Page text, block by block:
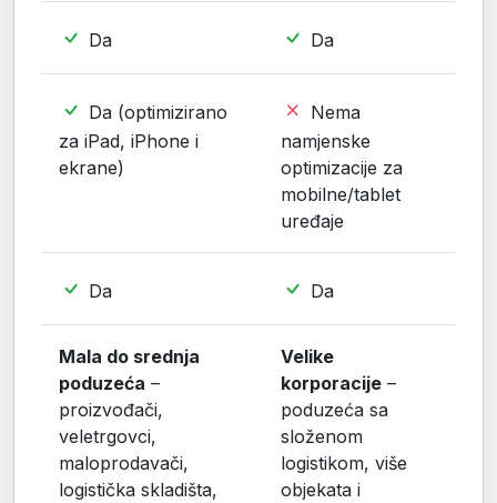
Da Da
Da (optimizirano
za iPad, iPhone i
ekrane)
Nema
namjenske
optimizacije za
mobilne/tablet
uređaje
Da Da
Mala do srednja
poduzeća –
proizvođači,
veletrgovci,
maloprodavači,
logistička skladišta,
Velike
korporacije –
poduzeća sa
složenom
logistikom, više
objekata i